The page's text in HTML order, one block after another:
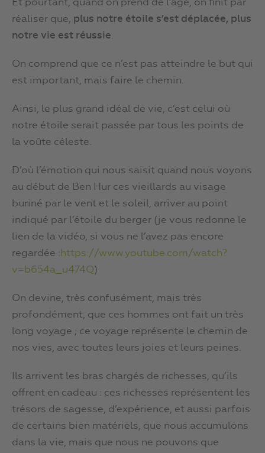
Et pourtant, quand on prend de l’âge, on finit par
réaliser que, plus notre étoile s’est déplacée, plus
notre vie est réussie.
On comprend que ce n’est pas atteindre le but qui
est important, mais faire le chemin.
Ainsi, le plus grand idéal de vie, c’est celui où
notre étoile serait passée par tous les points de
la voûte céleste.
D’où l’émotion qui nous saisit quand nous voyons
au début de Ben Hur ces vieillards au visage
buriné par le vent et le soleil, arriver au point
indiqué par l’étoile du berger (je vous redonne le
lien de la vidéo, si vous ne l’avez pas encore
regardée : https://www.youtube.com/watch?
v=b654a_u474Q)
On devine, très confusément, mais très
profondément, que ces hommes ont fait un très
long voyage ; ce voyage représente le chemin de
nos vies, avec toutes leurs joies et leurs peines.
Ils arrivent les bras chargés de richesses, qu’ils
offrent en cadeau : ces richesses représentent les
trésors de sagesse, d’expérience, et aussi parfois
de certains bien matériels, que nous accumulons
dans la vie, mais que nous ne pouvons que